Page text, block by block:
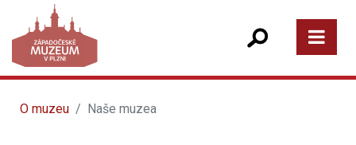
O muzeu Naše muzea